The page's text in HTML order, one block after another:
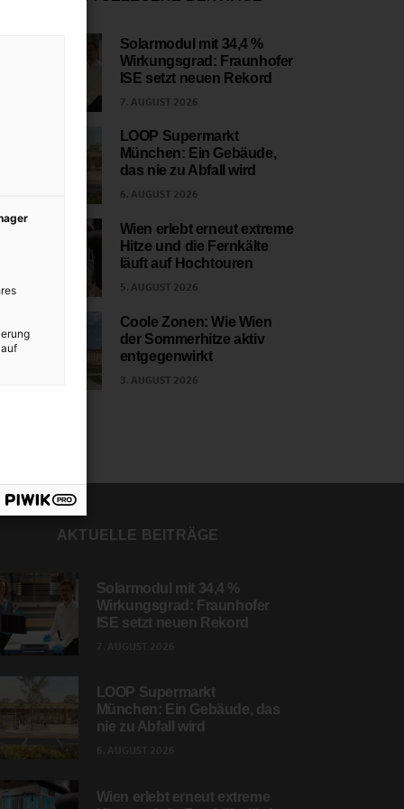
Solarmodul mit 34,4 %
Wirkungsgrad: Fraunhofer
ISE setzt neuen Rekord
7. AUGUST 2026
LOOP Supermarkt
München: Ein Gebäude,
das nie zu Abfall wird
6. AUGUST 2026
Wien erlebt erneut extreme
Hitze und die Fernkälte
läuft auf Hochtouren
5. AUGUST 2026
Coole Zonen: Wie Wien
der Sommerhitze aktiv
entgegenwirkt
3. AUGUST 2026
AKTUELLE BEITRÄGE
Solarmodul mit 34,4 %
Wirkungsgrad: Fraunhofer
ISE setzt neuen Rekord
LOOP Supermarkt
München: Ein Gebäude, das
nie zu Abfall wird
Wien erlebt erneut extreme